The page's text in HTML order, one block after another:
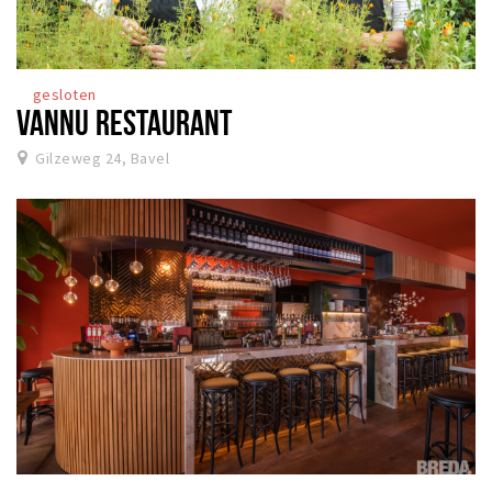
gesloten
VANNU RESTAURANT
Gilzeweg 24, Bavel